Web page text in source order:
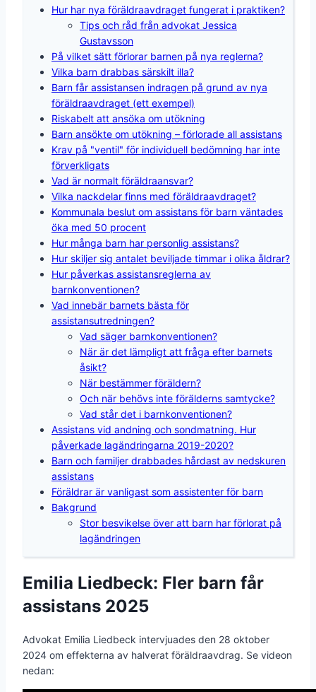
Hur har nya föräldraavdraget fungerat i praktiken?
Tips och råd från advokat Jessica
Gustavsson
På vilket sätt förlorar barnen på nya reglerna?
Vilka barn drabbas särskilt illa?
Barn får assistansen indragen på grund av nya
föräldraavdraget (ett exempel)
Riskabelt att ansöka om utökning
Barn ansökte om utökning – förlorade all assistans
Krav på "ventil" för individuell bedömning har inte
förverkligats
Vad är normalt föräldraansvar?
Vilka nackdelar finns med föräldraavdraget?
Kommunala beslut om assistans för barn väntades
öka med 50 procent
Hur många barn har personlig assistans?
Hur skiljer sig antalet beviljade timmar i olika åldrar?
Hur påverkas assistansreglerna av
barnkonventionen?
Vad innebär barnets bästa för
assistansutredningen?
Vad säger barnkonventionen?
När är det lämpligt att fråga efter barnets
åsikt?
När bestämmer föräldern?
Och när behövs inte förälderns samtycke?
Vad står det i barnkonventionen?
Assistans vid andning och sondmatning. Hur
påverkade lagändringarna 2019-2020?
Barn och familjer drabbades hårdast av nedskuren
assistans
Föräldrar är vanligast som assistenter för barn
Bakgrund
Stor besvikelse över att barn har förlorat på
lagändringen
Emilia Liedbeck: Fler barn får
assistans 2025
Advokat Emilia Liedbeck intervjuades den 28 oktober
2024 om effekterna av halverat föräldraavdrag. Se videon
nedan: